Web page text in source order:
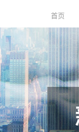
首页